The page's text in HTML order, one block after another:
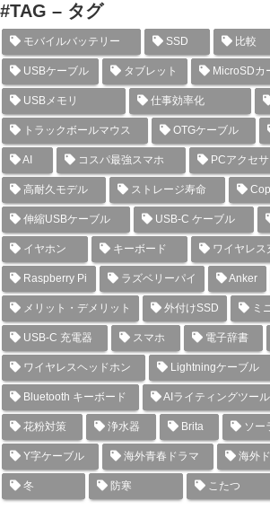
#TAG – タグ
モバイルバッテリー SSD 比較
USBケーブル タブレット MicroSDカ
USBメモリ 仕事効率化
トラックボールマウス OTGケーブル
AI コスパ最強スマホ PCアクセサ
高耐久モデル ストレージ寿命
伸縮USBケーブル USB-C ケーブル
イヤホン キーボード ワイヤレス
Raspberry Pi ラズベリーパイ Anker
メリット・デメリット 外付けSSD ミ
USB-C 充電器 スマホ 電子辞書
ワイヤレスヘッドホン Lightningケーブル
Bluetooth キーボード AIライティングツール
花粉対策 浄水器 Brita ソー
Y字ケーブル 海外青春ドラマ 海外
冬 防寒 こたつ